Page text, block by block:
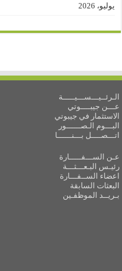
يوليو، 2026
الـرئــيـــســـيـــــة
عـــن جيبــــوتي
الاستثمار في جيبوتي
البـــوم الـصــــــور
اتـــصــــل بـــنــــــا
عـن الســـفـــــارة
رئيـس البـعـــثـــة
اعضاء الســفـــارة
البعثات السابقة
بـريــد الموظفـين